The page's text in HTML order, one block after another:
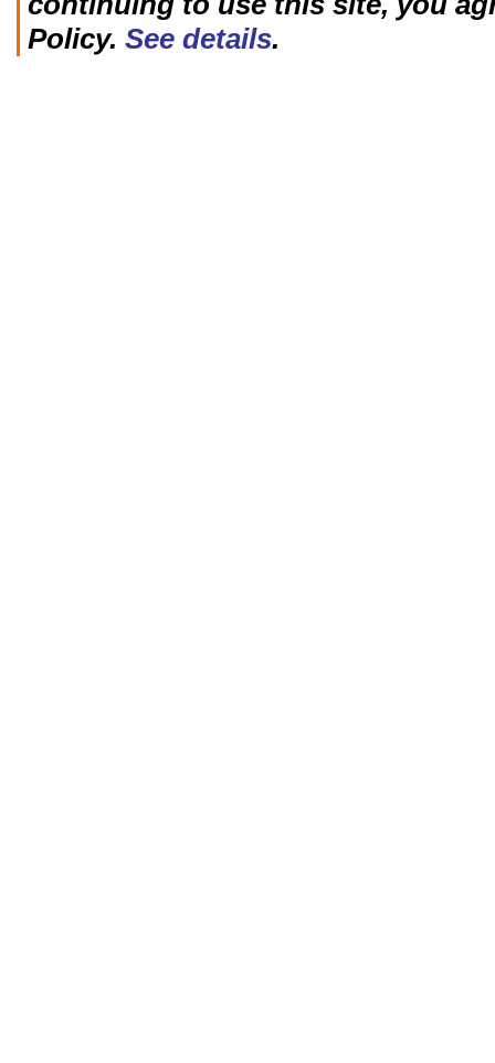
Policy. See details.